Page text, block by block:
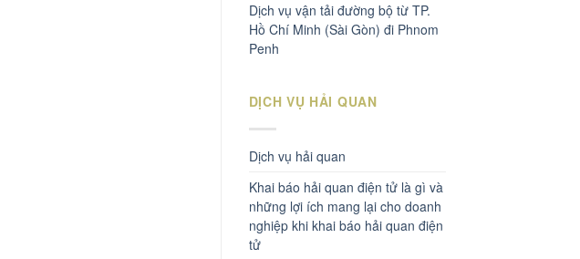
Dịch vụ vận tải đường bộ từ TP.
Hồ Chí Minh (Sài Gòn) đi Phnom
Penh
DỊCH VỤ HẢI QUAN
Dịch vụ hải quan
Khai báo hải quan điện tử là gì và
những lợi ích mang lại cho doanh
nghiệp khi khai báo hải quan điện
tử